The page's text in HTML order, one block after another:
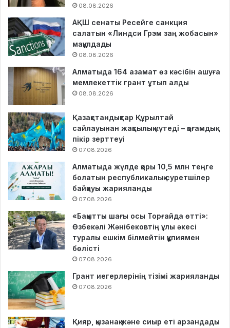
08.08.2026
АҚШ сенаты Ресейге санкция
салатын «Линдси Грэм заң жобасын»
мақұлдады
08.08.2026
Алматыда 164 азамат өз кәсібін ашуға
мемлекеттік грант ұтып алды
08.08.2026
Қазақстандықтар Құрылтай
сайлауынан жақсылық күтеді – қоғамдық
пікір зерттеуі
07.08.2026
Алматыда жүлде қоры 10,5 млн теңге
болатын республикалық суретшілер
байқауы жарияланды
07.08.2026
«Бақытты шағы осы Торғайда өтті»:
Өзбекәлі Жәнібековтің ұлы әкесі
туралы ешкім білмейтін құпиямен
бөлісті
07.08.2026
Грант иегерлерінің тізімі жарияланды
07.08.2026
Қияр, қызанақ және сиыр еті арзандады